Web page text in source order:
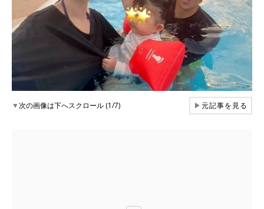
▼次の画像は下へスクロール (1/7) ▶元記事を見る